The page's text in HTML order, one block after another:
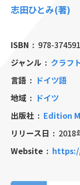
志田ひとみ(著)
ISBN
978-
ジャンル
クラフ
言語
ドイツ語
地域
ドイツ
出版社
Edition
リリース日
2018
Website
https://www.emf-